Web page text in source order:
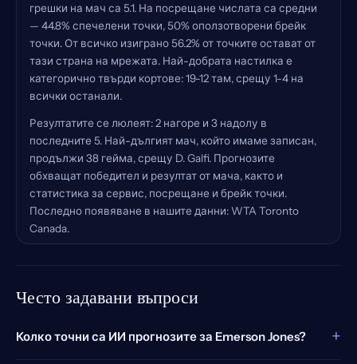
грешки на мач са 5.1. На посрещане числата са средни
— 44.8% спечелени точки, 50% оползотворени брейк
точки. От всичко изиграно 56.2% от точките остават от
тази страна на мрежата. Най-добрата настилка е
категорично твърди кортове: 19-12 там, срещу 1-4 на
всички останали.
Резултатите се люлеят: 2 нагоре и 3 надолу в
последните 5. Най-дългият мач, който имаме записан,
продължи 38 гейма, срещу D. Galfi. Прогнозите
обхващат победител и резултат от мача, както и
статистика за сервис, посрещане и брейк точки.
Последно появяване в нашите данни: WTA Toronto
Canada.
Често задавани въпроси
Колко точни са ИИ прогнозите за Emerson Jones? +